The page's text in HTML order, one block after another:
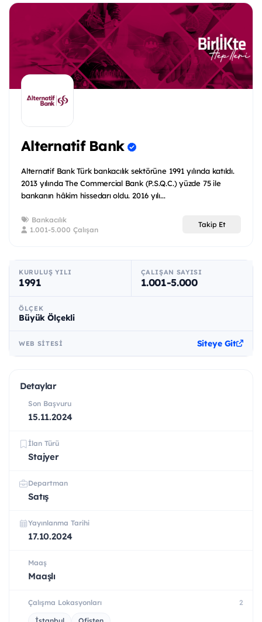
Alternatif Bank
Alternatif Bank Türk bankacılık sektörüne 1991 yılında katıldı.
2013 yılında The Commercial Bank (P.S.Q.C.) yüzde 75 ile
bankanın hâkim hissedarı oldu. 2016 yılı...
Bankacılık
1.001-5.000 Çalışan
Takip Et
KURULUŞ YILI
1991
ÇALIŞAN SAYISI
1.001-5.000
ÖLÇEK
Büyük Ölçekli
WEB SITESI Siteye Git
Detaylar
Son Başvuru
15.11.2024
İlan Türü
Stajyer
Departman
Satış
Yayınlanma Tarihi
17.10.2024
Maaş
Maaşlı
Çalışma Lokasyonları 2